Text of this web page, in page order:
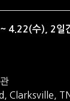
4.22(수), 2일
Clarksville,